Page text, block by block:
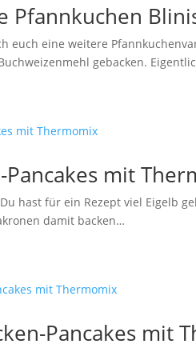
Pfannkuchen
euch eine weitere
gebacken.
Pancakes mit
hast für ein Rezept viel Eigelb
damit backen…
Pancakes mit